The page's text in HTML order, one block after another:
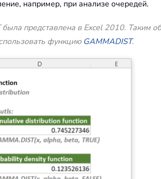
например, при анализе очередей.
представлена в Excel 2010. Таким
функцию GAMMADIST.